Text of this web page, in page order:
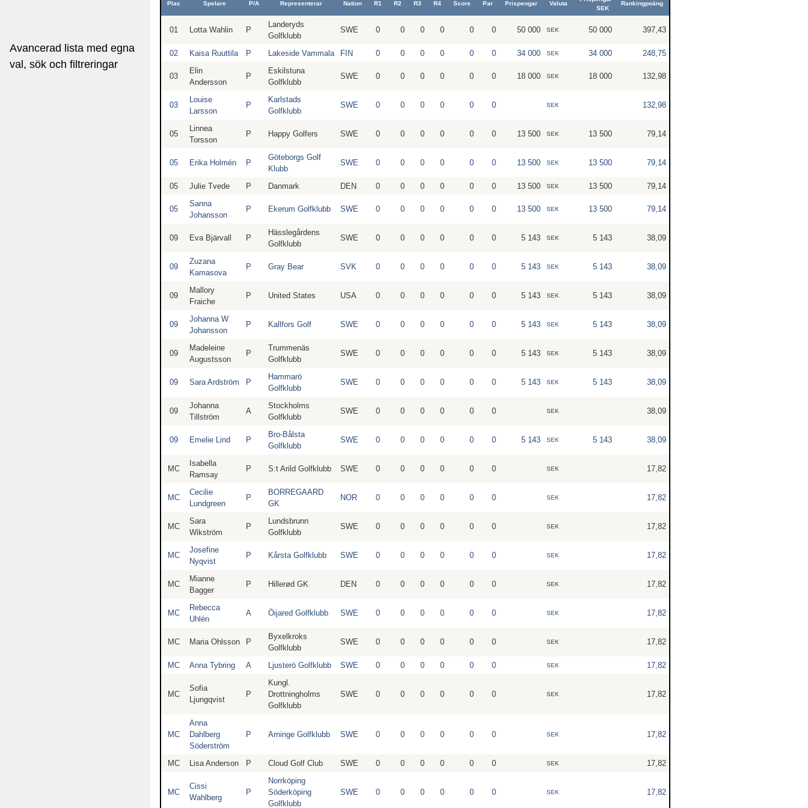
Avancerad lista med egna
val, sök och filtreringar
Plac Spelare P/A Representerar Nation R1 R2 R3 R4 Score Par Prispengar Valuta
SEK
Rankingpoäng
01 Lotta Wahlin P
Landeryds
Golfklubb
SWE 0 0 0 0 0 0 50 000 SEK 50 000 397,43
02 Kaisa Ruuttila P Lakeside Vammala FIN 0 0 0 0 0 0 34 000 SEK 34 000 248,75
03
Elin
Andersson
P
Eskilstuna
Golfklubb
SWE 0 0 0 0 0 0 18 000 SEK 18 000 132,98
03
Louise
Larsson
P
Karlstads
Golfklubb
SWE 0 0 0 0 0 0 SEK 132,98
05
Linnea
Torsson
P Happy Golfers SWE 0 0 0 0 0 0 13 500 SEK 13 500 79,14
05 Erika Holmén P
Göteborgs Golf
Klubb
SWE 0 0 0 0 0 0 13 500 SEK 13 500 79,14
05 Julie Tvede P Danmark DEN 0 0 0 0 0 0 13 500 SEK 13 500 79,14
05
Sanna
Johansson
P Ekerum Golfklubb SWE 0 0 0 0 0 0 13 500 SEK 13 500 79,14
09 Eva Bjärvall P
Hässlegårdens
Golfklubb
SWE 0 0 0 0 0 0 5 143 SEK 5 143 38,09
09
Zuzana
Kamasova
P Gray Bear SVK 0 0 0 0 0 0 5 143 SEK 5 143 38,09
09
Mallory
Fraiche
P United States USA 0 0 0 0 0 0 5 143 SEK 5 143 38,09
09
Johanna W
Johansson
P Kallfors Golf SWE 0 0 0 0 0 0 5 143 SEK 5 143 38,09
09
Madeleine
Augustsson
P
Trummenäs
Golfklubb
SWE 0 0 0 0 0 0 5 143 SEK 5 143 38,09
09 Sara Ardström P
Hammarö
Golfklubb
SWE 0 0 0 0 0 0 5 143 SEK 5 143 38,09
09
Johanna
Tillström
A
Stockholms
Golfklubb
SWE 0 0 0 0 0 0 SEK 38,09
09 Emelie Lind P
Bro-Bålsta
Golfklubb
SWE 0 0 0 0 0 0 5 143 SEK 5 143 38,09
MC
Isabella
Ramsay
P S:t Arild Golfklubb SWE 0 0 0 0 0 0 SEK 17,82
MC
Cecilie
Lundgreen
P
BORREGAARD
GK
NOR 0 0 0 0 0 0 SEK 17,82
MC
Sara
Wikström
P
Lundsbrunn
Golfklubb
SWE 0 0 0 0 0 0 SEK 17,82
MC
Josefine
Nyqvist
P Kårsta Golfklubb SWE 0 0 0 0 0 0 SEK 17,82
MC
Mianne
Bagger
P Hillerød GK DEN 0 0 0 0 0 0 SEK 17,82
MC
Rebecca
Uhlén
A Öijared Golfklubb SWE 0 0 0 0 0 0 SEK 17,82
MC Maria Ohlsson P
Byxelkroks
Golfklubb
SWE 0 0 0 0 0 0 SEK 17,82
MC Anna Tybring A Ljusterö Golfklubb SWE 0 0 0 0 0 0 SEK 17,82
MC
Sofia
Ljungqvist
P
Kungl.
Drottningholms
Golfklubb
SWE 0 0 0 0 0 0 SEK 17,82
MC
Anna
Dahlberg
Söderström
P Arninge Golfklubb SWE 0 0 0 0 0 0 SEK 17,82
MC Lisa Anderson P Cloud Golf Club SWE 0 0 0 0 0 0 SEK 17,82
MC
Cissi
Wahlberg
P
Norrköping
Söderköping
Golfklubb
SWE 0 0 0 0 0 0 SEK 17,82